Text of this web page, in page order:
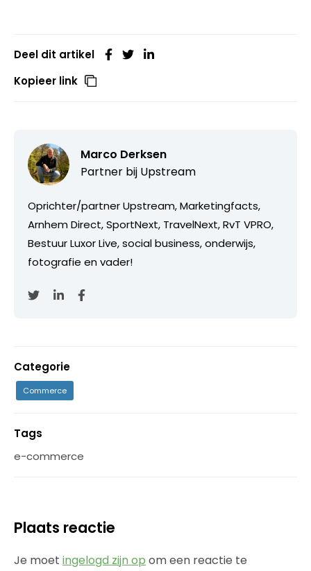
Deel dit artikel
Kopieer link
Marco Derksen
Partner bij Upstream
Oprichter/partner Upstream, Marketingfacts,
Arnhem Direct, SportNext, TravelNext, RvT VPRO,
Bestuur Luxor Live, social business, onderwijs,
fotografie en vader!
Categorie
Commerce
Tags
e-commerce
Plaats reactie
Je moet ingelogd zijn op om een reactie te